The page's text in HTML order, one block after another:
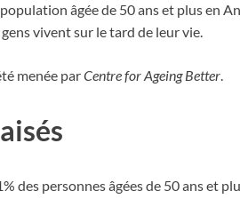
âgée de 50 ans et plus en
vivent sur le tard de leur vie.
menée parCentre for Ageing Better.
des personnes âgées de 50 ans et